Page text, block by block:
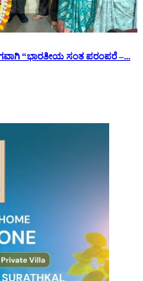
“ಭಾರತೀಯ ಸಂತ ಪರಂಪರೆ –...